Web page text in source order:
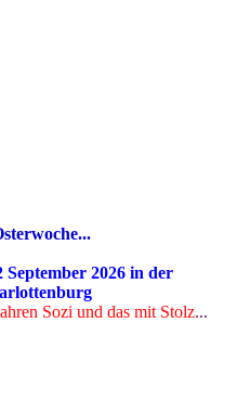
September 2026 in der
Sozi und das mit Stolz...